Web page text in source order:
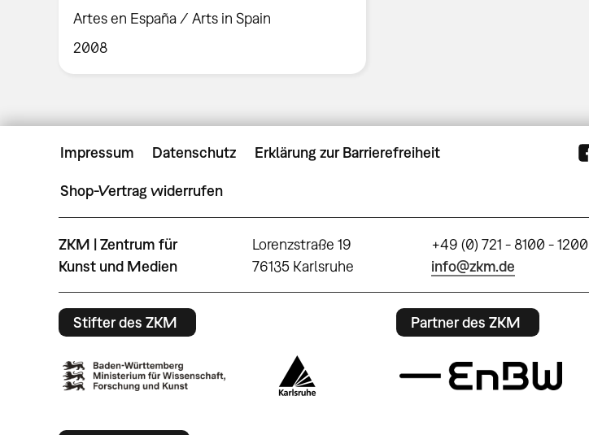
Artes en España / Arts in Spain
2008
Impressum Datenschutz Erklärung zur Barrierefreiheit
Shop-Vertrag widerrufen
ZKM | Zentrum für
Kunst und Medien
Lorenzstraße 19
76135 Karlsruhe
+49 (0) 721 - 8100 - 1200
info@zkm.de
Stifter des ZKM Partner des ZKM